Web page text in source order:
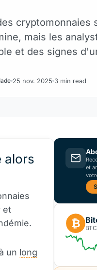
cryptomonnaies
mais les
et des signes
25 nov. 2025 3 min read
alors
et
un long
et
₿